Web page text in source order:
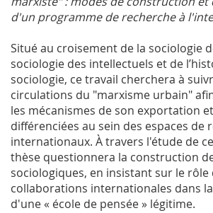
d'un programme de recherche à
Situé au croisement de la sociologie
sociologie des intellectuels et de
sociologie, ce travail cherchera à
circulations du "marxisme urbain"
les mécanismes de son exportation
différenciées au sein des espaces de
internationaux. À travers l'étude de
thèse questionnera la construction
sociologiques, en insistant sur le rôle
collaborations internationales dans
d'une « école de pensée » légitime.